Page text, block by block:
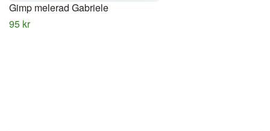
Gimp melerad Gabriele
95 kr